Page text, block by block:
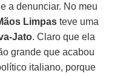
a denunciar. No meu
Limpas teve uma
Jato. Claro que ela
grande que acabou
italiano, porque